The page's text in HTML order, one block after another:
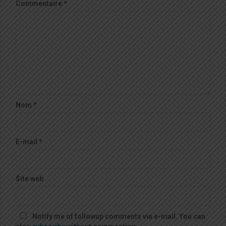
Commentaire *
Nom *
E-mail *
Site web
Notify me of followup comments via e-mail. You can